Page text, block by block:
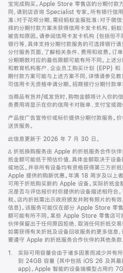
宝完成购买。Apple Store 零售店的分期付
同，请到店咨询 Specialist 专家。所有银行信
准；对于花呗分期，需经蚂蚁金服批准；对于微
择的分期付款方案未获得信用卡发卡机构、蚂
被告知原因。请参阅信用卡发卡机构 (包括但不
银行等，具体支持分期付款服务的可选择银行
分付服务页面，了解相关条件、费用和收费。订
分期期数对应的最低限额可能有所不同。上述
和教育机构客户、企业员工购买计划 (EPP)
期付款方案可能与上述方案不同，详情请参见
司信用卡无资格申请分期。招商银行分期付款
当商品有货并/或发货时，购物金额将计入你的
务费用将显示在你的信用卡对账单、支付宝或微
产品按广告宣传价或标价提供分期付款服务。
送货服务。
此信息更新于 2026 年 7 月 30 日。
脚
注
∆ 折抵换购服务由 Apple 的折抵服务合作伙伴
抵金额可能低于预估价值，具体金额取决于设备
或地区。并非所有设备均有资格获得第三方折
Apple 提供的购新优惠。年满 18 周岁及以上
可用于折抵购买新的 Apple 设备。实际折抵金
况是否与评估报价时你提供的设备描述相符合
税。店内折抵需出示政府颁发并附有照片的有
信息)。该服务可能仅在部分 Apple Store 零售
额可能有所不同。某些 Apple Store 零售店可
伙伴保留出于任何原因拒绝、取消任何折抵交
如需获得有关折抵及设备回收服务的更多信息
要遵守 Apple 的折抵服务合作伙伴的其他条款
脚
1.
实际可用容量会由于诸多因素而减少并有
到 24GB 容量 (其中包括 iOS 26 及其最
app)。Apple 智能的设备端模型占用约